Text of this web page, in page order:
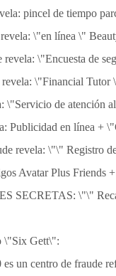
pincel de tiempo
\"en línea \"
\"Encuesta de
\"Financial Tutor
\"Servicio de atención
Publicidad en línea +
revela: \"\" Registro
Avatar Plus Friends
\"\"
\"Six Gett\":
es un centro de fraude